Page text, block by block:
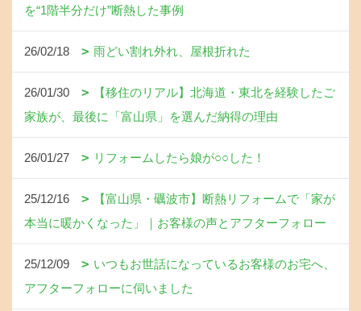
を“1階半分だけ”断熱した事例
26/02/18 雨どい割れ外れ、屋根折れた
26/01/30
【移住のリアル】北海道・東北を経験したご
家族が、最後に「富山県」を選んだ納得の理由
26/01/27 リフォームしたら娘が○○した！
25/12/16
【富山県・礪波市】断熱リフォームで「家が
本当に暖かくなった」｜お客様の声とアフターフォロー
25/12/09
いつもお世話になっているお客様のお宅へ、
アフターフォローに伺いました